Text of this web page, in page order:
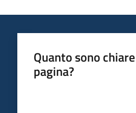
Quanto sono
pagina?